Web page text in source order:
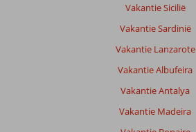
Vakantie Sicilië
Vakantie Sardinië
Vakantie Lanzarote
Vakantie Albufeira
Vakantie Antalya
Vakantie Madeira